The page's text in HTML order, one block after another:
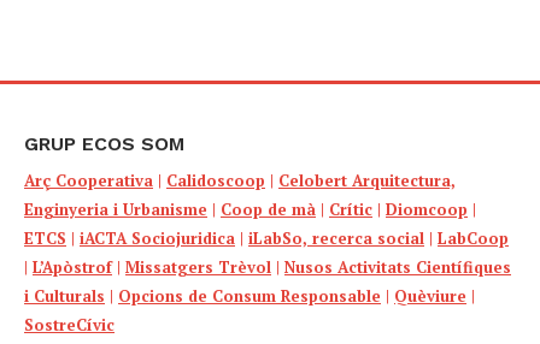
GRUP ECOS SOM
Arç Cooperativa | Calidoscoop | Celobert Arquitectura,
Enginyeria i Urbanisme | Coop de mà | Crític | Diomcoop |
ETCS | iACTA Sociojuridica | iLabSo, recerca social | LabCoop
| L’Apòstrof| Missatgers Trèvol | Nusos Activitats Científiques
i Culturals | Opcions de Consum Responsable | Quèviure |
SostreCívic